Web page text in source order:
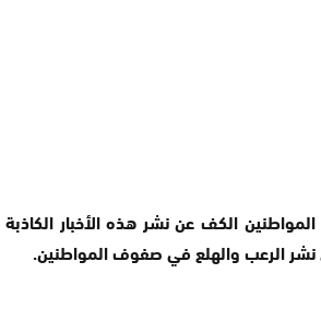
الكف عن نشر هذه الأخبار الكاذبة
الرعب والهلع في صفوف المواطنين.